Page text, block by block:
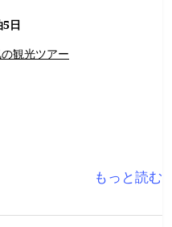
日
観光ツアー
もっと読む